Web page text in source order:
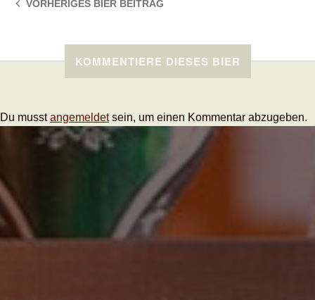
VORHERIGES BIER BEITRAG
KOMMENTIERE DIESES BIER
Du musstangemeldetsein, um einen Kommentar abzugeben.